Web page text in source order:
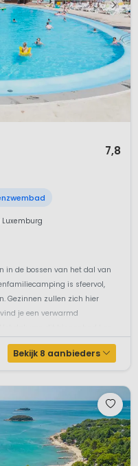
7,8
in de bossen van het dal van
is sfeervol,
Gezinnen zullen zich hier
je een verwarmd
Bekijk 8 aanbieders